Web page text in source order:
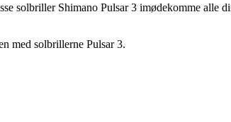
solbriller Shimano Pulsar 3 imødekomme
med solbrillerne Pulsar 3.